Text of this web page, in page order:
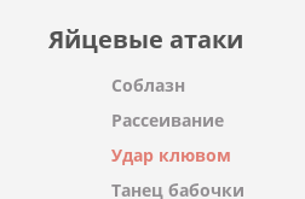
Яйцевые атаки
Соблазн
Рассеивание
Удар клювом
Танец бабочки